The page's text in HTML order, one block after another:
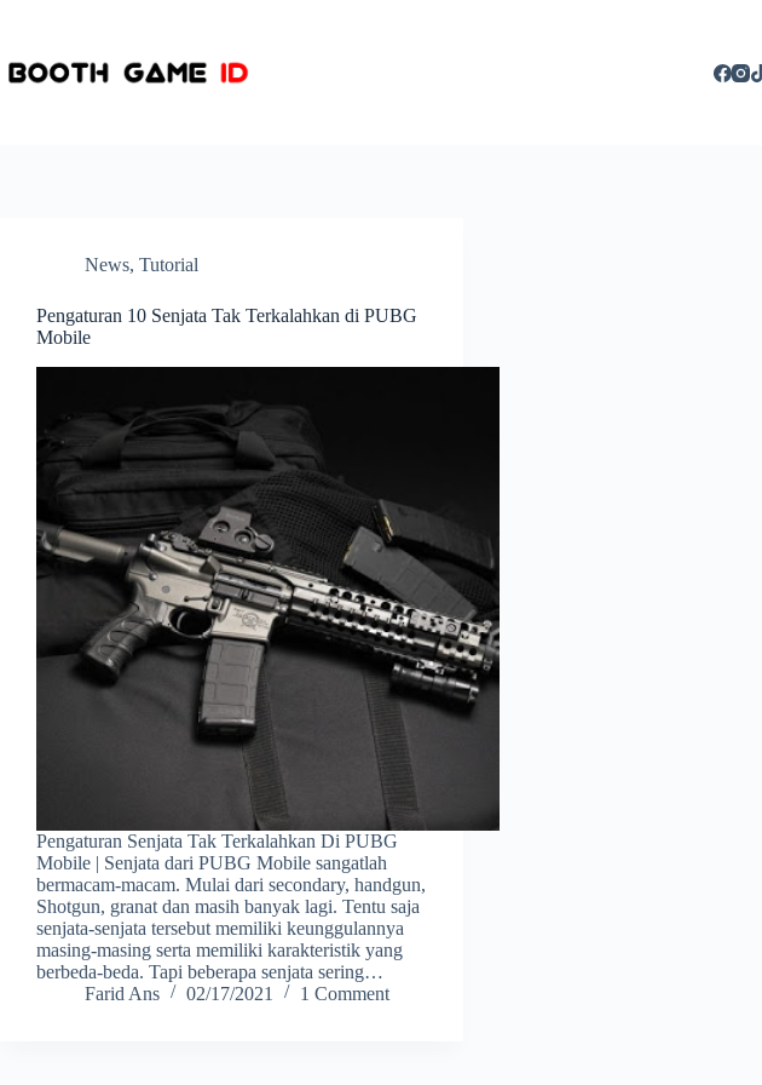
News, Tutorial
Pengaturan 10 Senjata Tak Terkalahkan di PUBG
Mobile
Pengaturan Senjata Tak Terkalahkan Di PUBG
Mobile | Senjata dari PUBG Mobile sangatlah
bermacam-macam. Mulai dari secondary, handgun,
Shotgun, granat dan masih banyak lagi. Tentu saja
senjata-senjata tersebut memiliki keunggulannya
masing-masing serta memiliki karakteristik yang
berbeda-beda. Tapi beberapa senjata sering…
Farid Ans
02/17/2021 1 Comment